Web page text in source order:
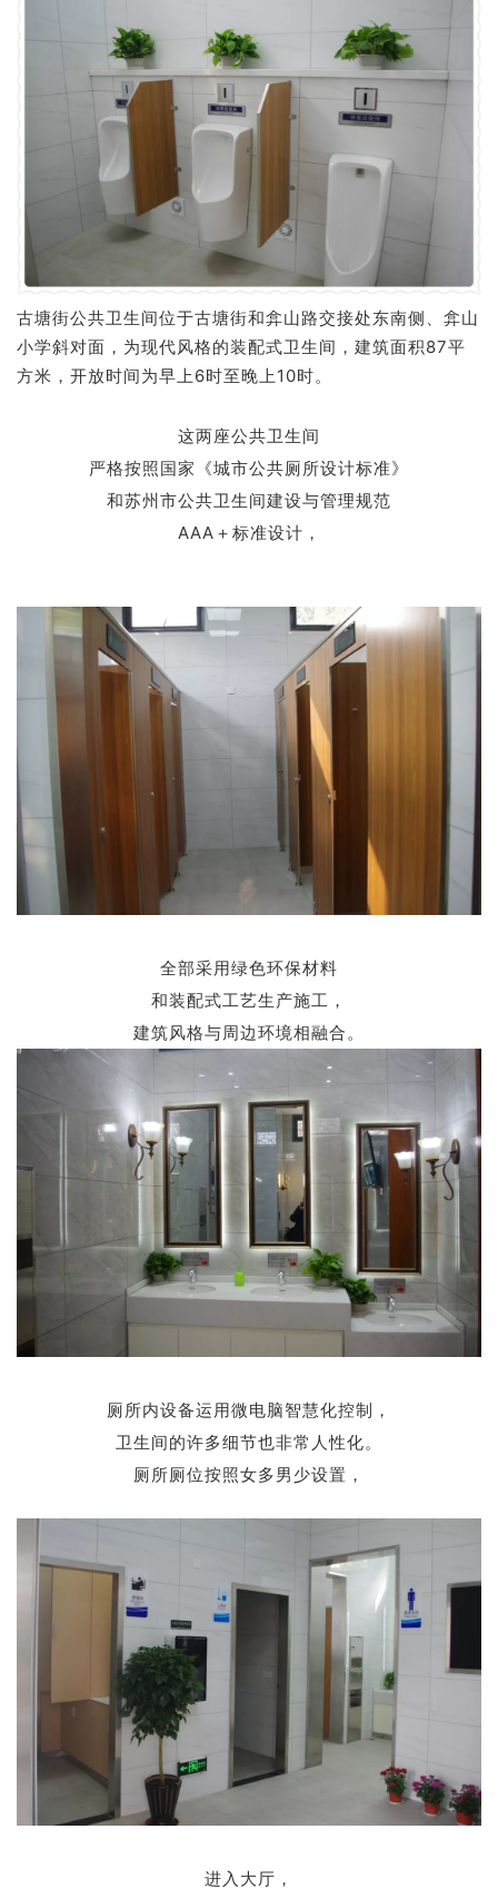
古塘街公共卫生间位于古塘街和弇山路交接处东南侧、弇山
小学斜对面，为现代风格的装配式卫生间，建筑面积87平
方米，开放时间为早上6时至晚上10时。
这两座公共卫生间
严格按照国家《城市公共厕所设计标准》
和苏州市公共卫生间建设与管理规范
AAA＋标准设计，
全部采用绿色环保材料
和装配式工艺生产施工，
建筑风格与周边环境相融合。
厕所内设备运用微电脑智慧化控制，
卫生间的许多细节也非常人性化。
厕所厕位按照女多男少设置，
进入大厅，